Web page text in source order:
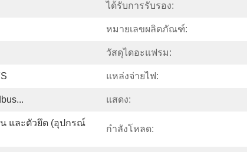
ได้รับการรับรอง:
หมายเลขผลิตภัณฑ์:
วัสดุไดอะแฟรม:
แหล่งจ่ายไฟ:
แสดง:
และตัวยึด (อุปกรณ์
กำลังโหลด: